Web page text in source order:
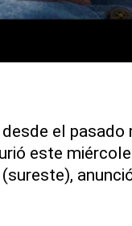
el pasado
este